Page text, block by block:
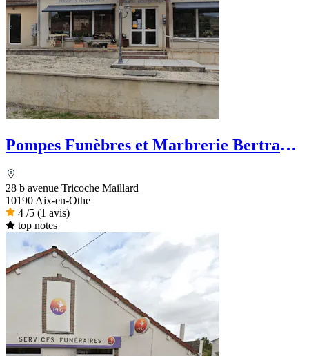
Pompes Funèbres et Marbrerie Bertrand
28 b avenue Tricoche Maillard
10190 Aix-en-Othe
4 /5 (1 avis)
top notes